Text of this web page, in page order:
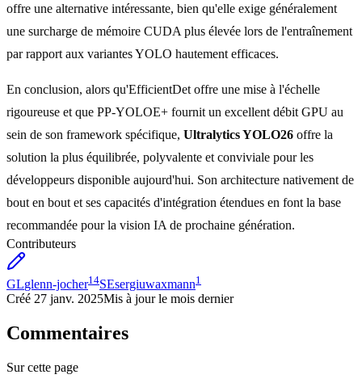
offre une alternative intéressante, bien qu'elle exige généralement
une surcharge de mémoire CUDA plus élevée lors de l'entraînement
par rapport aux variantes YOLO hautement efficaces.
En conclusion, alors qu'EfficientDet offre une mise à l'échelle
rigoureuse et que PP-YOLOE+ fournit un excellent débit GPU au
sein de son framework spécifique, Ultralytics YOLO26 offre la
solution la plus équilibrée, polyvalente et conviviale pour les
développeurs disponible aujourd'hui. Son architecture nativement de
bout en bout et ses capacités d'intégration étendues en font la base
recommandée pour la vision IA de prochaine génération.
Contributeurs
GLglenn-jocher14SEsergiuwaxmann1
Créé 27 janv. 2025Mis à jour le mois dernier
Commentaires
Sur cette page